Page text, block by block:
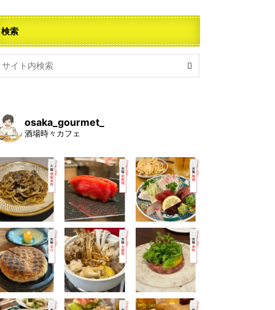
検索
osaka_gourmet_
酒場時々カフェ